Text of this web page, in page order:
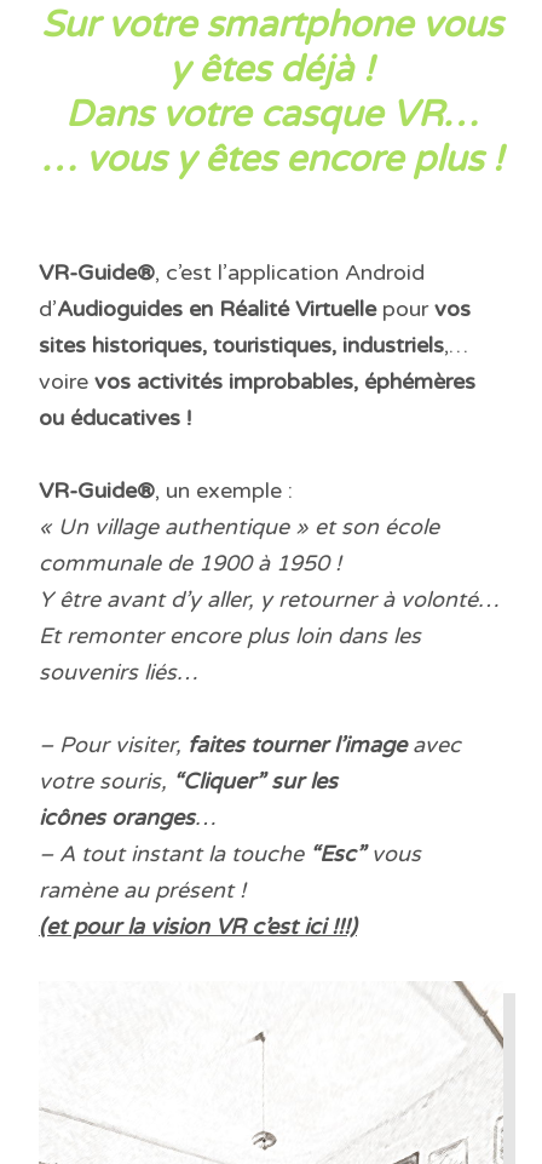
Sur votre smartphone vous
y êtes déjà !
Dans votre casque VR…
… vous y êtes encore plus !
VR-Guide®, c’est l’application Android
d’Audioguides en Réalité Virtuellepourvos
sites historiques, touristiques, industriels,…
voire vos activités improbables, éphémères
ou éducatives !
VR-Guide®, un exemple :
« Un village authentique » et son école
communale de 1900 à 1950 !
Y être avant d’y aller, y retourner à volonté…
Et remonter encore plus loin dans les
souvenirs liés…
– Pour visiter, faites tourner l’imageavec
votre souris, “Cliquer” sur les
icônes oranges…
– A tout instant la touche “Esc”vous
ramène au présent !
(et pour la vision VR c’est ici !!!)